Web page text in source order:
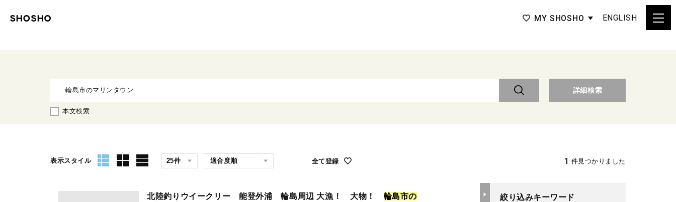
MY SHOSHO ENGLISH
詳細検索
本文検索
表示スタイル 全て登録 1 件見つかりました
北陸釣りウイークリー 能登外浦 輪島周辺 大漁！ 大物！ 輪島市の
絞り込みキーワード